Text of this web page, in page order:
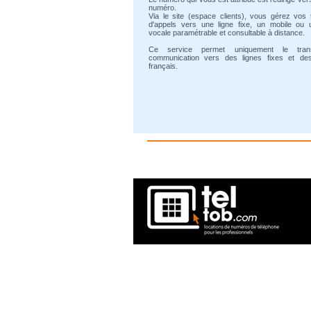
numéro.
Via le site (espace clients), vous gérez vos
d'appels vers une ligne fixe, un mobile ou
vocale paramétrable et consultable à distance.
Ce service permet uniquement le
communication vers des lignes fixes et
français.